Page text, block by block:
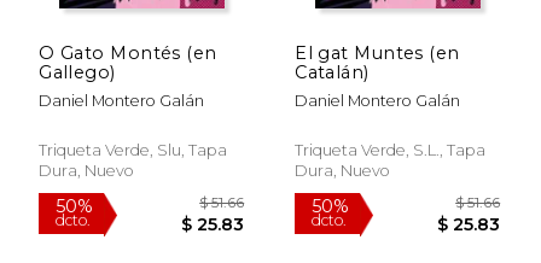
50% $ 42.43 50%
O Gato Montés (en
Gallego)
Daniel Montero Galán
Triqueta Verde, Slu, Tapa
Dura, Nuevo
El gat Muntes (en
Catalán)
Daniel Montero Galán
Triqueta Verde, S.L., Tapa
Dura, Nuevo